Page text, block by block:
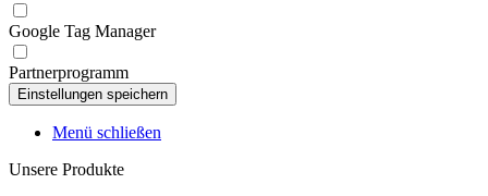
Google Tag Manager
Partnerprogramm
Menü schließen
Unsere Produkte